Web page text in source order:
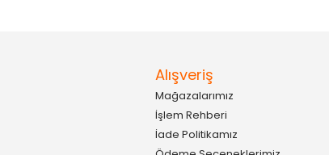
Alışveriş
Mağazalarımız
İşlem Rehberi
İade Politikamız